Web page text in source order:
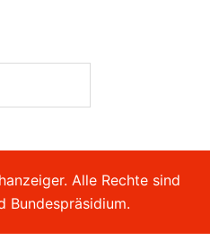
Alle Rechte sind
Bundespräsidium.